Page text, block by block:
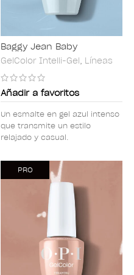
Baggy Jean Baby
GelColor Intelli-Gel, Líneas
Añadir a favoritos
Un esmalte en gel azul intenso
que transmite un estilo
relajado y casual.
PRO